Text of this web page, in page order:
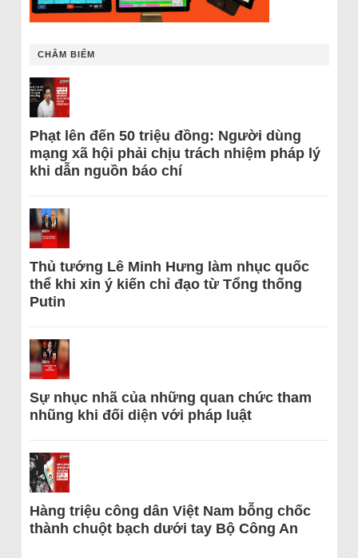
CHÂM BIẾM
Phạt lên đến 50 triệu đồng: Người dùng
mạng xã hội phải chịu trách nhiệm pháp lý
khi dẫn nguồn báo chí
Thủ tướng Lê Minh Hưng làm nhục quốc
thể khi xin ý kiến chỉ đạo từ Tổng thống
Putin
Sự nhục nhã của những quan chức tham
nhũng khi đối diện với pháp luật
Hàng triệu công dân Việt Nam bỗng chốc
thành chuột bạch dưới tay Bộ Công An